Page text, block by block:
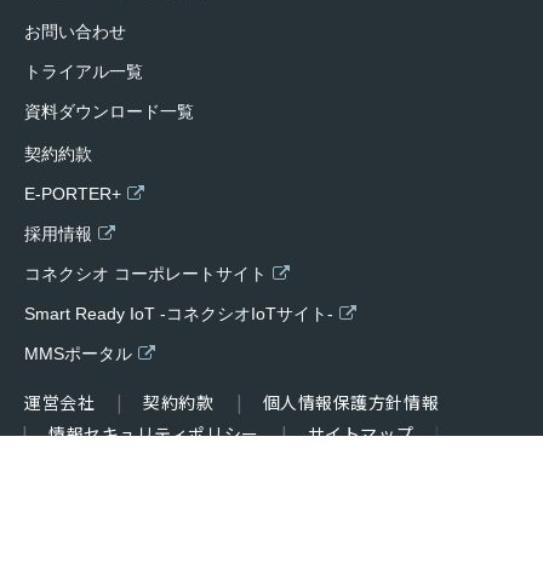
お問い合わせ
トライアル一覧
資料ダウンロード一覧
契約約款
E-PORTER+
採用情報
コネクシオ コーポレートサイト
Smart Ready IoT -コネクシオIoTサイト-
MMSポータル
運営会社 契約約款
個人情報保護方針情報
情報セキュリティポリシー
サイトマップ